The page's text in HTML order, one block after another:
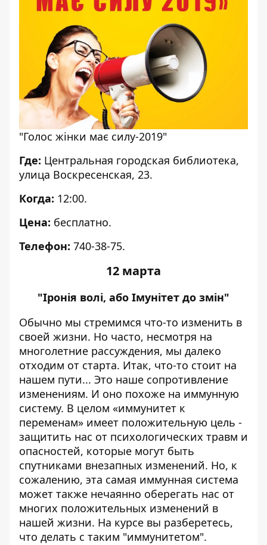
"Голос жінки має силу-2019"
Где: Центральная городская библиотека,
улица Воскресенская, 23.
Когда: 12:00.
Цена: бесплатно.
Телефон: 740-38-75.
12 марта
"Іронія волі, або Імунітет до змін"
Обычно мы стремимся что-то изменить в
своей жизни. Но часто, несмотря на
многолетние рассуждения, мы далеко
отходим от старта. Итак, что-то стоит на
нашем пути... Это наше сопротивление
изменениям. И оно похоже на иммунную
систему. В целом «иммунитет к
переменам» имеет положительную цель -
защитить нас от психологических травм и
опасностей, которые могут быть
спутниками внезапных изменений. Но, к
сожалению, эта самая иммунная система
может также нечаянно оберегать нас от
многих положительных изменений в
нашей жизни. На курсе вы разберетесь,
что делать с таким "иммунитетом".